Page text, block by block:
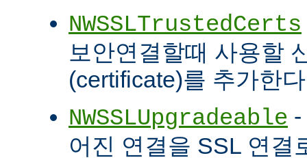
NWSSLTrustedCerts
보안연결할때 사용할
(certificate)를 추가한
NWSSLUpgradeable
어진 연결을 SSL 연결